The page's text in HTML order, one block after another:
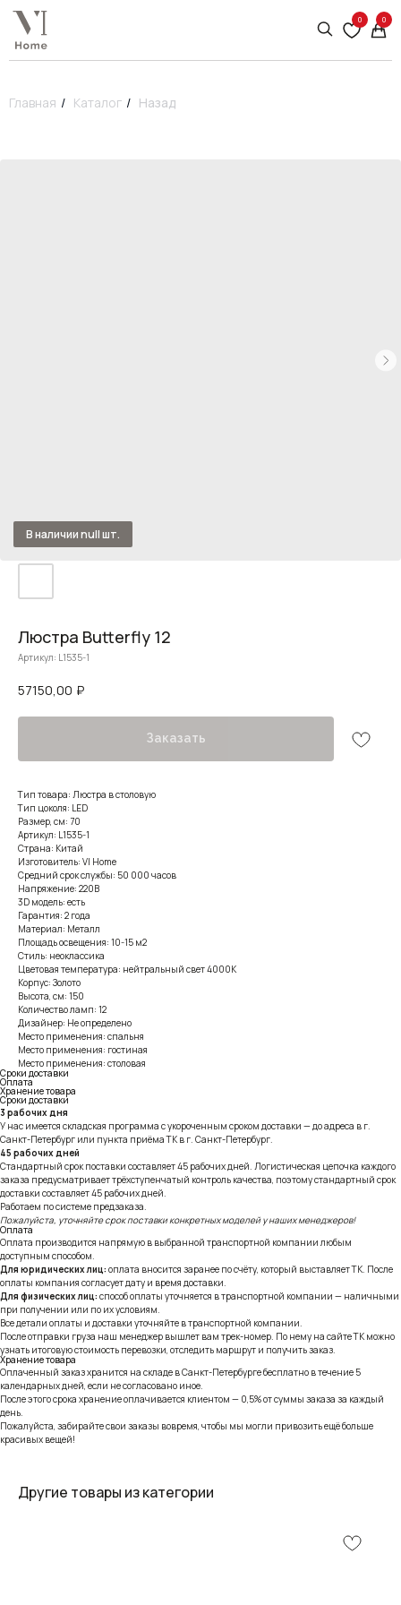
0 0
Главная / Каталог / Назад
Люстра Butterfly 12
Артикул: L1535-1
57150,00 ₽
Заказать
Тип товара: Люстра в столовую
Тип цоколя: LED
Размер, см: 70
Артикул: L1535-1
Страна: Китай
Изготовитель: VI Home
Средний срок службы: 50 000 часов
Напряжение: 220В
3D модель: есть
Гарантия: 2 года
Материал: Металл
Площадь освещения: 10-15 м2
Стиль: неоклассика
Цветовая температура: нейтральный свет 4000К
Корпус: Золото
Высота, см: 150
Количество ламп: 12
Дизайнер: Не определено
Место применения: спальня
Место применения: гостиная
Место применения: столовая
Сроки доставки
Оплата
Хранение товара
Сроки доставки
3 рабочих дня
У нас имеется складская программа с укороченным сроком доставки — до адреса в г.
Санкт-Петербург или пункта приёма ТК в г. Санкт-Петербург.
45 рабочих дней
Стандартный срок поставки составляет 45 рабочих дней. Логистическая цепочка каждого
заказа предусматривает трёхступенчатый контроль качества, поэтому стандартный срок
доставки составляет 45 рабочих дней.
Работаем по системе предзаказа.
Пожалуйста, уточняйте срок поставки конкретных моделей у наших менеджеров!
Оплата
Оплата производится напрямую в выбранной транспортной компании любым
доступным способом.
Для юридических лиц: оплата вносится заранее по счёту, который выставляет ТК. После
оплаты компания согласует дату и время доставки.
Для физических лиц: способ оплаты уточняется в транспортной компании — наличными
при получении или по их условиям.
Все детали оплаты и доставки уточняйте в транспортной компании.
После отправки груза наш менеджер вышлет вам трек-номер. По нему на сайте ТК можно
узнать итоговую стоимость перевозки, отследить маршрут и получить заказ.
Хранение товара
Оплаченный заказ хранится на складе в Санкт-Петербурге бесплатно в течение 5
календарных дней, если не согласовано иное.
После этого срока хранение оплачивается клиентом — 0,5% от суммы заказа за каждый
день.
Пожалуйста, забирайте свои заказы вовремя, чтобы мы могли привозить ещё больше
красивых вещей!
Другие товары из категории